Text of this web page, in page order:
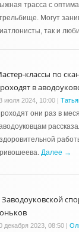
трасса с
Могут
так и
классы по
в
июля 2024, 10:00 |
они раз в
Далее →
Заводоуковской
декабря 2023, 08:50 |